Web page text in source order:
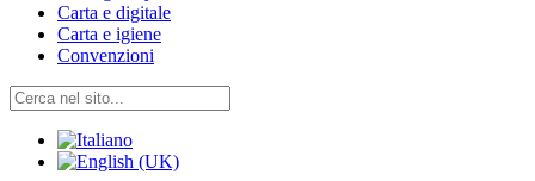
Carta e digitale
Carta e igiene
Convenzioni